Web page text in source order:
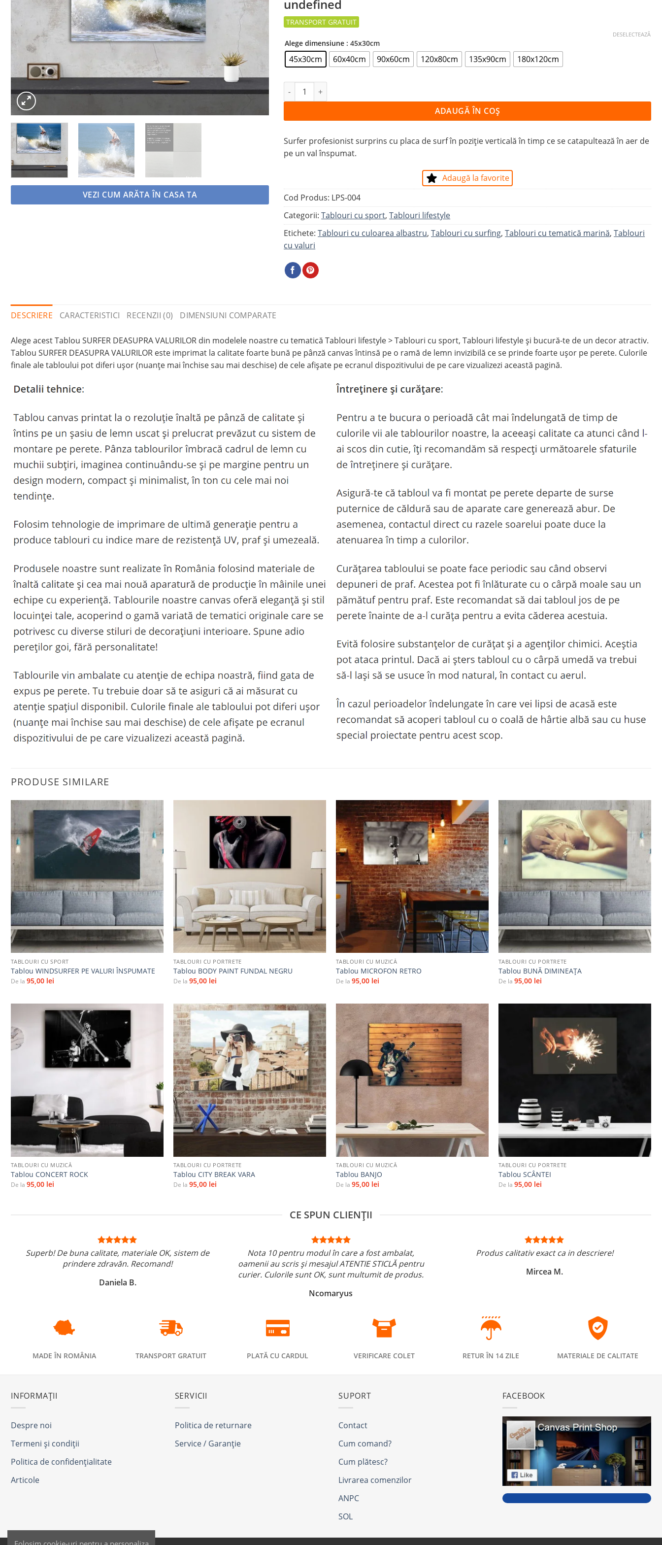
la
favorite
VEZI CUM ARĂTA ÎN CASA TA
undefined
Alege dimensiune : 45x30cm
45x30cm 60x40cm 90x60cm 120x80cm 135x90cm 180x120cm
DESELECTEAZĂ
Cantitate Tablou SURFER DEASUPRA VALURILOR
ADAUGĂ ÎN COȘ
Surfer profesionist surprins cu placa de surf în poziție verticală în timp ce se catapultează în aer de
pe un val înspumat.
Adaugă la favorite
Cod Produs: LPS-004
Categorii:Tablouri cu sport,Tablouri lifestyle
Etichete:Tablouri cu culoarea albastru,Tablouri cu surfing,Tablouri cu tematică marină,Tablouri
cu valuri
DESCRIERE CARACTERISTICI RECENZII (0) DIMENSIUNI COMPARATE
Alege acest Tablou SURFER DEASUPRA VALURILOR din modelele noastre cu tematică Tablouri lifestyle > Tablouri cu sport, Tablouri lifestyle și bucură-te de un decor atractiv.
Tablou SURFER DEASUPRA VALURILOR este imprimat la calitate foarte bună pe pânză canvas întinsă pe o ramă de lemn invizibilă ce se prinde foarte ușor pe perete. Culorile
finale ale tabloului pot diferi ușor (nuanțe mai închise sau mai deschise) de cele afișate pe ecranul dispozitivului de pe care vizualizezi această pagină.
PRODUSE SIMILARE
Adaugă
TABLOURI CU SPORT
Tablou WINDSURFER PE VALURI ÎNSPUMATE
De la 95,00 lei
TABLOURI CU PORTRETE
Tablou BODY PAINT FUNDAL NEGRU
De la 95,00 lei
Adaugă
la
favorite
TABLOURI CU MUZICĂ
Tablou MICROFON RETRO
De la 95,00 lei
Adaugă
TABLOURI CU PORTRETE
Tablou BUNĂ DIMINEAŢA
De la 95,00 lei
+
TABLOURI CU MUZICĂ
Tablou CONCERT ROCK
De la 95,00 lei
Adaugă
la
favorite
TABLOURI CU PORTRETE
Tablou CITY BREAK VARA
De la 95,00 lei
Adaugă
favorite
+
TABLOURI CU MUZICĂ
Tablou BANJO
De la 95,00 lei
TABLOURI CU PORTRETE
Tablou SCÂNTEI
De la 95,00 lei
CE SPUN CLIENȚII
Superb! De buna calitate, materiale OK, sistem de
prindere zdravăn. Recomand!
Daniela B.
Nota 10 pentru modul în care a fost ambalat,
oamenii au scris și mesajul ATENTIE STICLĂ pentru
curier. Culorile sunt OK, sunt multumit de produs.
Ncomaryus
Produs calitativ exact ca in descriere!
Mircea M.
MADE ÎN ROMÂNIA TRANSPORT GRATUIT PLATĂ CU CARDUL VERIFICARE COLET RETUR ÎN 14 ZILE MATERIALE DE CALITATE
INFORMAȚII
Despre noi
Termeni și condiții
Politica de confidențialitate
Articole
SERVICII
Politica de returnare
Service / Garanție
SUPORT
Contact
Cum comand?
Cum plătesc?
Livrarea comenzilor
ANPC
SOL
FACEBOOK